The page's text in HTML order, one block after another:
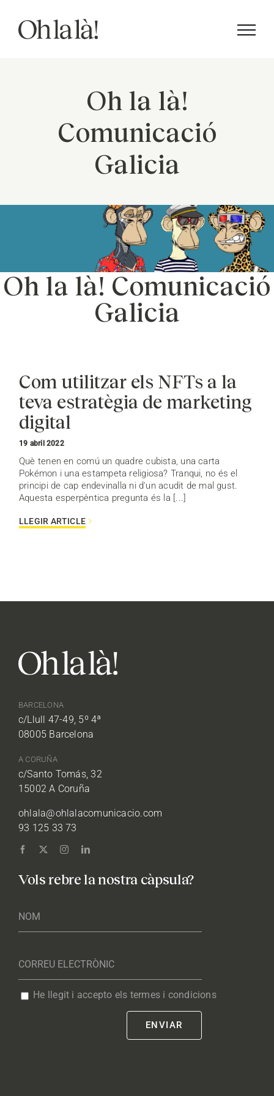
content
Oh la là!
Comunicació
Galicia
Oh la là! Comunicació
Galicia
Com utilitzar els NFTs a la
teva estratègia de marketing
digital
19 abril 2022
Què tenen en comú un quadre cubista, una carta
Pokémon i una estampeta religiosa? Tranqui, no és el
principi de cap endevinalla ni d'un acudit de mal gust.
Aquesta esperpèntica pregunta és la [...]
LLEGIR ARTICLE
BARCELONA
c/Llull 47-49, 5º 4ª
08005 Barcelona
A CORUÑA
c/Santo Tomás, 32
15002 A Coruña
ohlala@ohlalacomunicacio.com
93 125 33 73
Vols rebre la nostra càpsula?
He llegit i accepto els termes i condicions